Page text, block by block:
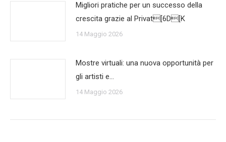
Migliori pratiche per un successo della
crescita grazie al Privat[6D[K
14 Maggio 2026
Mostre virtuali: una nuova opportunità per
gli artisti e…
14 Maggio 2026